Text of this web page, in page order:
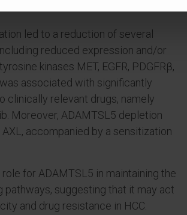
led to a reduction of several
reduced expression and/or
kinases MET, EGFR, PDGFRβ,
associated with significantly
clinically relevant drugs, namely
Moreover, ADAMTSL5 depletion
accompanied by a sensitization
for ADAMTSL5 in maintaining the
suggesting that it may act
and drug resistance in HCC.